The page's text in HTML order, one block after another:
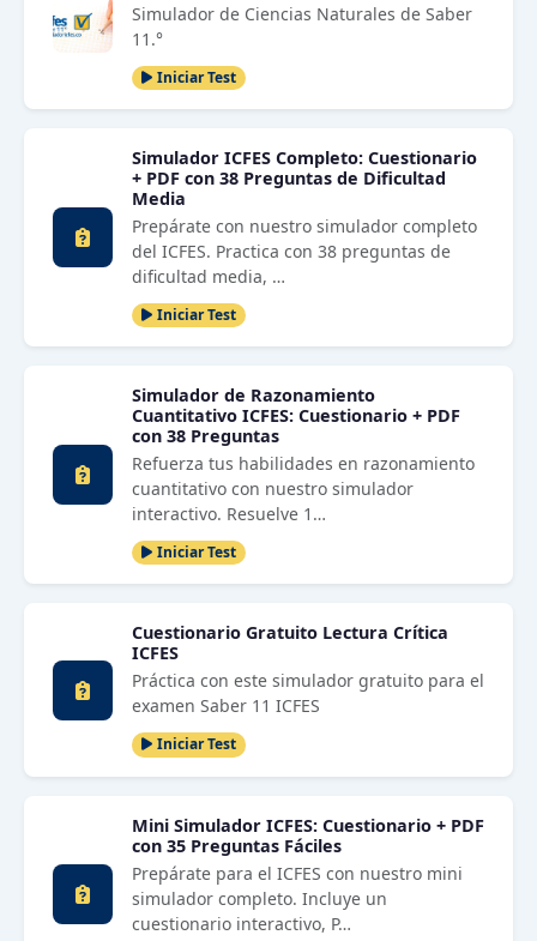
Simulador de Ciencias Naturales de Saber
11.°
Iniciar Test
Simulador ICFES Completo: Cuestionario
+ PDF con 38 Preguntas de Dificultad
Media
Prepárate con nuestro simulador completo
del ICFES. Practica con 38 preguntas de
dificultad media, …
Iniciar Test
Simulador de Razonamiento
Cuantitativo ICFES: Cuestionario + PDF
con 38 Preguntas
Refuerza tus habilidades en razonamiento
cuantitativo con nuestro simulador
interactivo. Resuelve 1…
Iniciar Test
Cuestionario Gratuito Lectura Crítica
ICFES
Práctica con este simulador gratuito para el
examen Saber 11 ICFES
Iniciar Test
Mini Simulador ICFES: Cuestionario + PDF
con 35 Preguntas Fáciles
Prepárate para el ICFES con nuestro mini
simulador completo. Incluye un
cuestionario interactivo, P…